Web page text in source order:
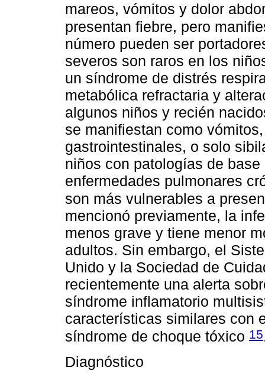
mareos, vómitos y dolor
presentan fiebre, pero
número pueden ser
severos son raros en los
un síndrome de distrés
metabólica refractaria y
algunos niños y recién
se manifiestan como
gastrointestinales, o solo
niños con patologías de
enfermedades pulmonares
son más vulnerables a
mencionó previamente, la
menos grave y tiene menor
adultos. Sin embargo, el
Unido y la Sociedad de
recientemente una alerta
síndrome inflamatorio
características similares con
síndrome de choque tóxico 15
Diagnóstico